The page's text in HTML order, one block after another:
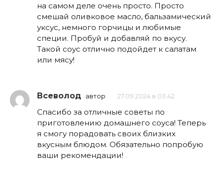
на самом деле очень просто. Просто
смешай оливковое масло, бальзамический
уксус, немного горчицы и любимые
специи. Пробуй и добавляй по вкусу.
Такой соус отлично подойдет к салатам
или мясу!
Всеволод автор 27.09.2024 в 03:42
Спасибо за отличные советы по
приготовлению домашнего соуса! Теперь
я смогу порадовать своих близких
вкусным блюдом. Обязательно попробую
ваши рекомендации!